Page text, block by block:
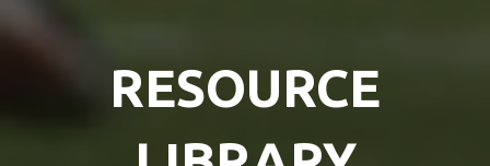
RESOURCE